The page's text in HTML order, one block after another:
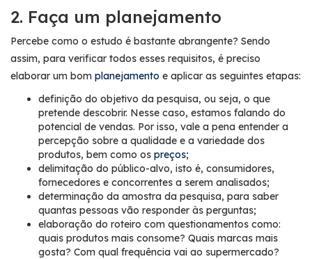
2. Faça um planejamento
Percebe como o estudo é bastante abrangente? Sendo
assim, para verificar todos esses requisitos, é preciso
elaborar um bom planejamento e aplicar as seguintes etapas:
definição do objetivo da pesquisa, ou seja, o que
pretende descobrir. Nesse caso, estamos falando do
potencial de vendas. Por isso, vale a pena entender a
percepção sobre a qualidade e a variedade dos
produtos, bem como os preços;
delimitação do público-alvo, isto é, consumidores,
fornecedores e concorrentes a serem analisados;
determinação da amostra da pesquisa, para saber
quantas pessoas vão responder às perguntas;
elaboração do roteiro com questionamentos como:
quais produtos mais consome? Quais marcas mais
gosta? Com qual frequência vai ao supermercado?